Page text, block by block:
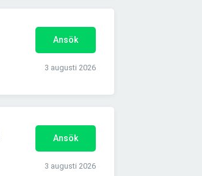
Ansök
3 augusti 2026
Ansök
3 augusti 2026